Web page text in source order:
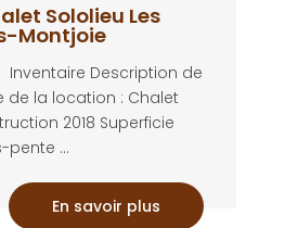
Sololieu Les
Montjoie
Description de
de la location : Chalet
2018 Superficie
pente ...
En savoir plus